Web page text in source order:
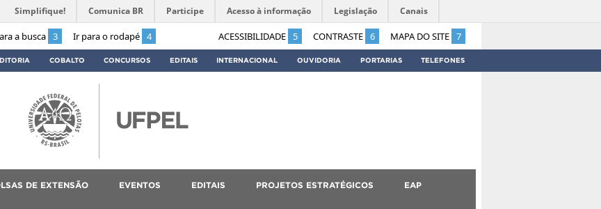
a busca 3 Ir para o rodapé 4 ACESSIBILIDADE 5 CONTRASTE 6 MAPA DO SITE 7
Simplifique! Comunica BR Participe Acesso à informação Legislação Canais
COBALTO CONCURSOS EDITAIS INTERNACIONAL OUVIDORIA PORTARIAS TELEFONES
DE EXTENSÃO EVENTOS EDITAIS PROJETOS ESTRATÉGICOS EAP